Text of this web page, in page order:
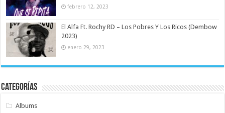
febrero 12, 2023
El Alfa Ft. Rochy RD – Los Pobres Y Los Ricos (Dembow
2023)
enero 29, 2023
Categorías
Albums